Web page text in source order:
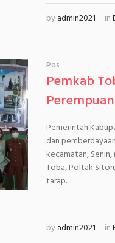
byadmin2021 in
Pos
Pemkab
Perempuan
Pemerintah
dan
kecamatan,
Toba, Poltak
tarap...
byadmin2021 in